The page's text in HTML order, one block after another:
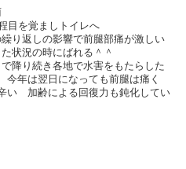
を覚ましトイレへ
り返しの影響で前腿部痛が激しい
状況の時にばれる＾＾
降り続き各地で水害をもたらした
今年は翌日になっても前腿は痛く
い 加齢による回復力も鈍化してい